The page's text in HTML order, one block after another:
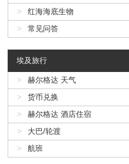
红海海底生物
常见问答
埃及旅行
赫尔格达 天气
货币兑换
赫尔格达 酒店住宿
大巴/轮渡
航班